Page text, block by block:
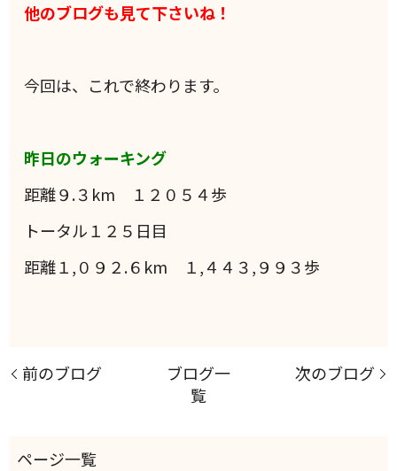
他のブログも見て下さいね！
今回は、これで終わります。
昨日のウォーキング
距離９.３km １２０５４歩
トータル１２５日目
距離１,０９２.６km １,４４３,９９３歩
前のブログ
ブログ一
覧
次のブログ